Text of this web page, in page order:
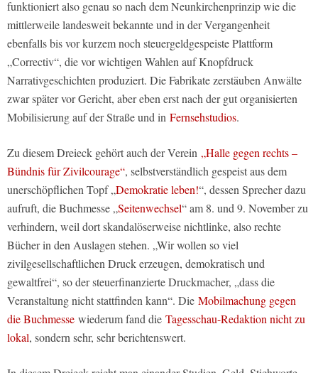
funktioniert also genau so nach dem Neunkirchenprinzip wie die
mittlerweile landesweit bekannte und in der Vergangenheit
ebenfalls bis vor kurzem noch steuergeldgespeiste Plattform
„Correctiv“, die vor wichtigen Wahlen auf Knopfdruck
Narrativgeschichten produziert. Die Fabrikate zerstäuben Anwälte
zwar später vor Gericht, aber eben erst nach der gut organisierten
Mobilisierung auf der Straße und in Fernsehstudios.
Zu diesem Dreieck gehört auch der Verein „Halle gegen rechts –
Bündnis für Zivilcourage“, selbstverständlich gespeist aus dem
unerschöpflichen Topf „Demokratie leben!“, dessen Sprecher dazu
aufruft, die Buchmesse „Seitenwechsel“ am 8. und 9. November zu
verhindern, weil dort skandalöserweise nichtlinke, also rechte
Bücher in den Auslagen stehen. „Wir wollen so viel
zivilgesellschaftlichen Druck erzeugen, demokratisch und
gewaltfrei“, so der steuerfinanzierte Druckmacher, „dass die
Veranstaltung nicht stattfinden kann“. Die Mobilmachung gegen
die Buchmesse wiederum fand die Tagesschau-Redaktion nicht zu
lokal, sondern sehr, sehr berichtenswert.